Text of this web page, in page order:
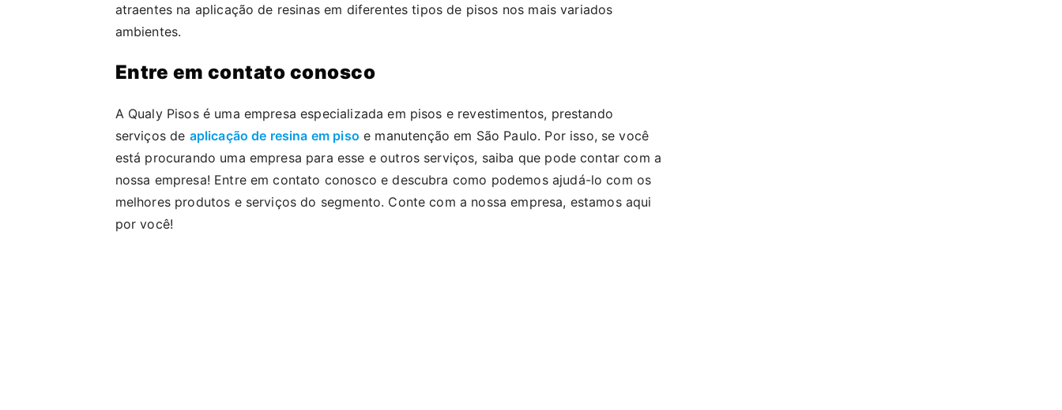
atraentes na aplicação de resinas em diferentes tipos de pisos nos mais variados
ambientes.
Entre em contato conosco
A Qualy Pisos é uma empresa especializada em pisos e revestimentos, prestando
serviços de aplicação de resina em piso e manutenção em São Paulo. Por isso, se você
está procurando uma empresa para esse e outros serviços, saiba que pode contar com a
nossa empresa! Entre em contato conosco e descubra como podemos ajudá-lo com os
melhores produtos e serviços do segmento. Conte com a nossa empresa, estamos aqui
por você!